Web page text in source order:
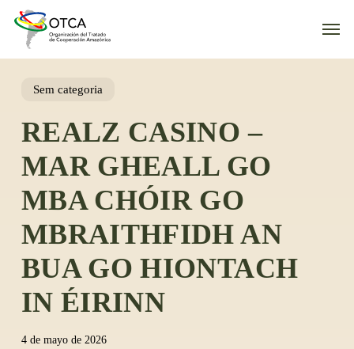
content
Menu
Sem categoria
REALZ CASINO –
MAR GHEALL GO
MBA CHÓIR GO
MBRAITHFIDH AN
BUA GO HIONTACH
IN ÉIRINN
4 de mayo de 2026